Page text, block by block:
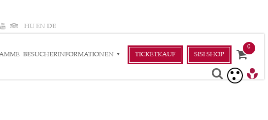
HU EN DE
BESUCHERINFORMATIONEN TICKETKAUF SISI SHOP